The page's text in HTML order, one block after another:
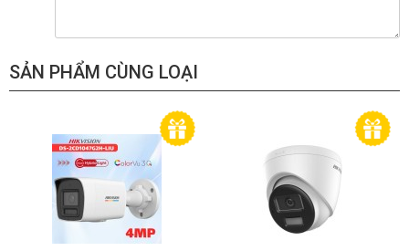
SẢN PHẨM CÙNG LOẠI